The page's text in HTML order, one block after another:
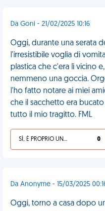
Da Goni - 21/02/2025 10:16
Oggi, durante una serata
l'irresistibile voglia di
plastica che c'era lì vicino
nemmeno una goccia.
l'ho fatto notare ai miei
che il sacchetto era
tutto il mio tragitto. FML
SÌ, È PROPRIO UNA VDM! 0
Da Anonyme - 15/03/2025
Oggi, torno a casa dopo